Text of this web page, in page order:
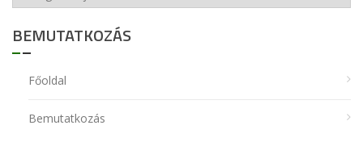
BEMUTATKOZÁS
Főoldal
Bemutatkozás